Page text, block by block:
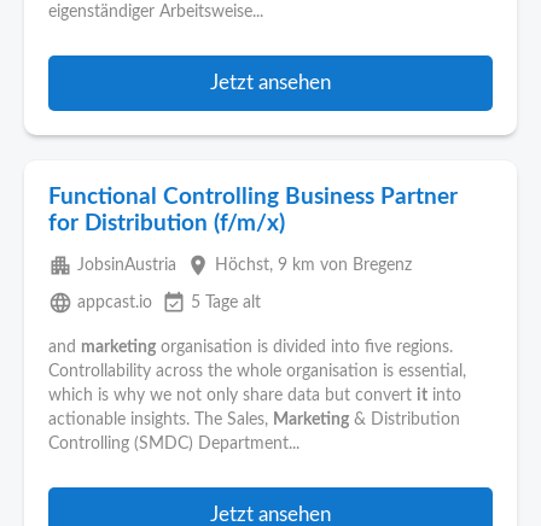
eigenständiger Arbeitsweise...
Jetzt ansehen
Functional Controlling Business Partner
for Distribution (f/m/x)
apartment JobsinAustria place Höchst, 9 km von Bregenz
language appcast.io event_available 5 Tage alt
and marketing organisation is divided into five regions.
Controllability across the whole organisation is essential,
which is why we not only share data but convert it into
actionable insights. The Sales, Marketing & Distribution
Controlling (SMDC) Department...
Jetzt ansehen